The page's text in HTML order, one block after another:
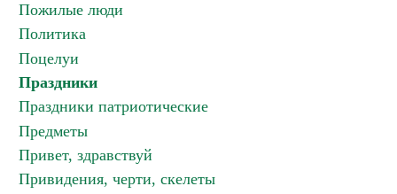
Пожилые люди
Политика
Поцелуи
Праздники
Праздники патриотические
Предметы
Привет, здравствуй
Привидения, черти, скелеты